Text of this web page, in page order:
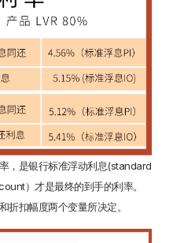
，是银行标准浮动利息(standard
）才是最终的到手的利率。
折扣幅度两个变量所决定。